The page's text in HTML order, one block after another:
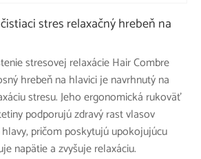
stres relaxačný hrebeň na
stresovej relaxácie Hair Combre
hrebeň na hlavici je navrhnutý na
stresu. Jeho ergonomická rukoväť
podporujú zdravý rast vlasov
pričom poskytujú upokojujúcu
napätie a zvyšuje relaxáciu.